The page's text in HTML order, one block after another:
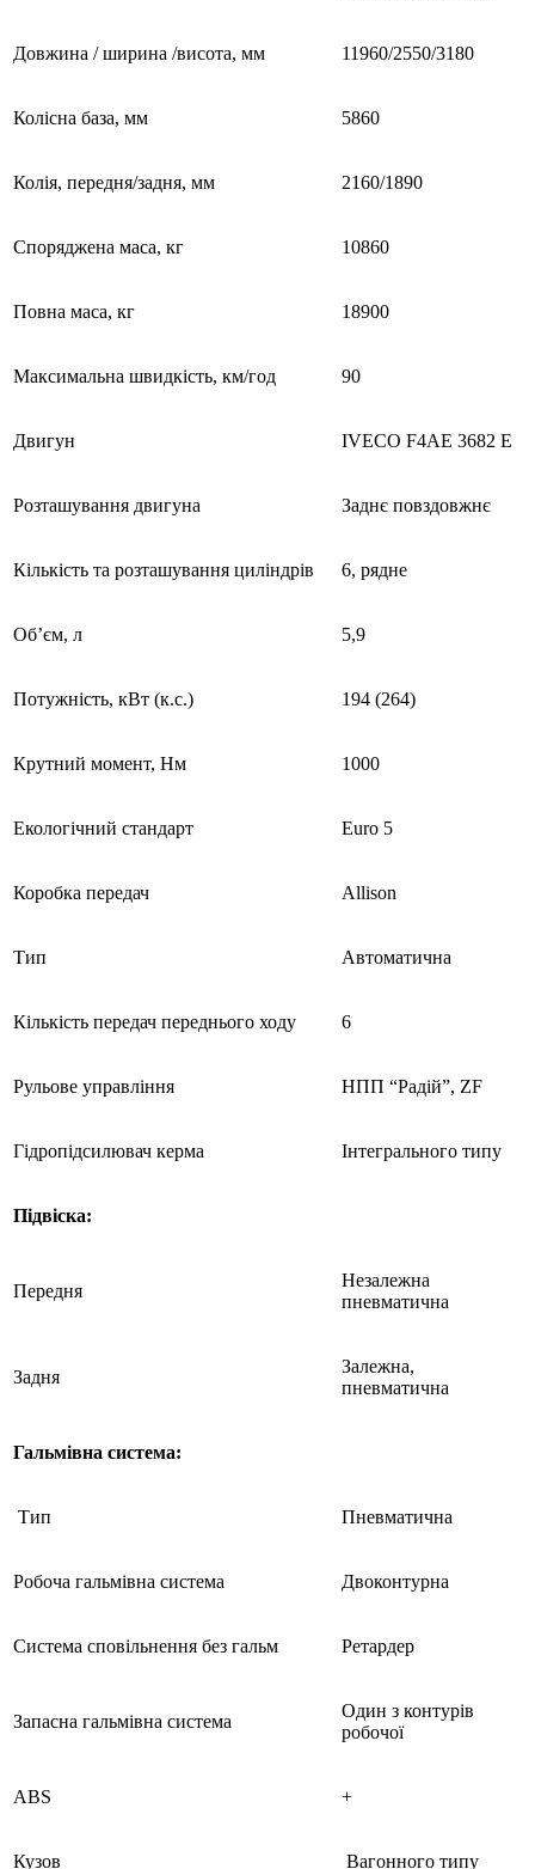
Довжина / ширина /висота, мм 11960/2550/3180
Колісна база, мм 5860
Колія, передня/задня, мм 2160/1890
Споряджена маса, кг 10860
Повна маса, кг 18900
Максимальна швидкість, км/год 90
Двигун IVECO F4AE 3682 E
Розташування двигуна Заднє повздовжнє
Кількість та розташування циліндрів 6, рядне
Об’єм, л 5,9
Потужність, кВт (к.с.) 194 (264)
Крутний момент, Нм 1000
Екологічний стандарт Euro 5
Коробка передач Allison
Тип Автоматична
Кількість передач переднього ходу 6
Рульове управління НПП “Радій”, ZF
Гідропідсилювач керма Інтегрального типу
Підвіска:
Передня
Незалежна
пневматична
Задня
Залежна,
пневматична
Гальмівна система:
Тип Пневматична
Робоча гальмівна система Двоконтурна
Cистема сповільнення без гальм Ретардер
Запасна гальмівна система
Один з контурів
робочої
ABS +
Кузов Вагонного типу